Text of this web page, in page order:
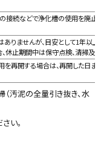
続などで浄化槽の使用を廃止し
りませんが、目安として1年以上
休止期間中は保守点検、清掃
再開する場合は、再開した日ま
汚泥の全量引き抜き、水
い。